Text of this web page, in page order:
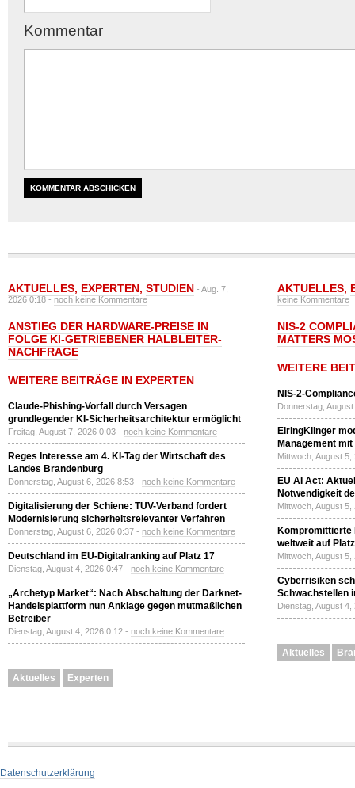
Kommentar
AKTUELLES, EXPERTEN, STUDIEN - Aug. 7,
2026 0:18 -noch keine Kommentare
ANSTIEG DER HARDWARE-PREISE IN
FOLGE KI-GETRIEBENER HALBLEITER-
NACHFRAGE
WEITERE BEITRÄGE IN EXPERTEN
Claude-Phishing-Vorfall durch Versagen
grundlegender KI-Sicherheitsarchitektur ermöglicht
Freitag, August 7, 2026 0:03 - noch keine Kommentare
Reges Interesse am 4. KI-Tag der Wirtschaft des
Landes Brandenburg
Donnerstag, August 6, 2026 8:53 - noch keine Kommentare
Digitalisierung der Schiene: TÜV-Verband fordert
Modernisierung sicherheitsrelevanter Verfahren
Donnerstag, August 6, 2026 0:37 - noch keine Kommentare
Deutschland im EU-Digitalranking auf Platz 17
Dienstag, August 4, 2026 0:47 - noch keine Kommentare
„Archetyp Market“: Nach Abschaltung der Darknet-
Handelsplattform nun Anklage gegen mutmaßlichen
Betreiber
Dienstag, August 4, 2026 0:12 - noch keine Kommentare
Aktuelles Experten
AKTUELLES,
keine Kommentare
NIS-2
MATTERS
WEITERE
NIS-2-
Donnerstag,
ElringKlinger
Management
Mittwoch, August
EU AI Act:
Notwendigkeit
Mittwoch, August
Kompromittierte
weltweit auf
Mittwoch, August
Cyberrisiken
Schwachstellen
Dienstag, August
Aktuelles
Datenschutzerklärung